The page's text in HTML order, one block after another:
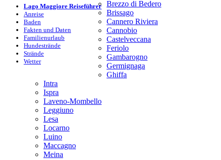
Lago Maggiore Reiseführer
Anreise
Baden
Fakten und Daten
Familienurlaub
Hundestrände
Strände
Wetter
Brezzo di Bedero
Brissago
Cannero Riviera
Cannobio
Castelveccana
Feriolo
Gambarogno
Germignaga
Ghiffa
Intra
Ispra
Laveno-Mombello
Leggiuno
Lesa
Locarno
Luino
Maccagno
Meina